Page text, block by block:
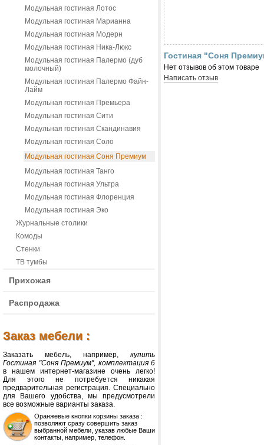
Модульная гостиная Лотос
Модульная гостиная Марианна
Модульная гостиная Модерн
Модульная гостиная Ника-Люкс
Модульная гостиная Палермо (дуб
молочный)
Модульная гостиная Палермо Файн-
Лайм
Модульная гостиная Премьера
Модульная гостиная Сити
Модульная гостиная Скандинавия
Модульная гостиная Соло
Модульная гостиная Соня Премиум
Модульная гостиная Танго
Модульная гостиная Ультра
Модульная гостиная Флоренция
Модульная гостиная Эко
Журнальные столики
Комоды
Стенки
ТВ тумбы
Прихожая
Распродажа
Заказ мебели :
Заказать мебель, например, купить
Гостиная "Соня Премиум", комплектация 6
в нашем интернет-магазине очень легко!
Для этого не потребуется никакая
предварительная регистрация. Специально
для Вашего удобства, мы предусмотрели
все возможные варианты заказа.
Оранжевые кнопки корзины заказа :
позволяют сразу совершить заказ
выбранной мебели, указав любые Ваши
контакты, например, телефон.
Гостиная "Соня
Нет отзывов об этом товаре
Написать отзыв